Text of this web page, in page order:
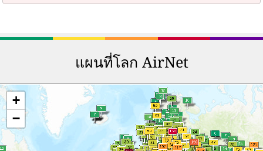
แผนที่โลก AirNet
+
−